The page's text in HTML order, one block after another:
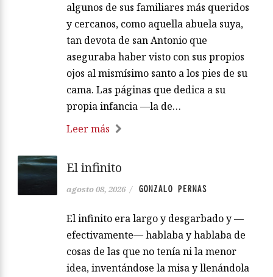
algunos de sus familiares más queridos
y cercanos, como aquella abuela suya,
tan devota de san Antonio que
aseguraba haber visto con sus propios
ojos al mismísimo santo a los pies de su
cama. Las páginas que dedica a su
propia infancia —la de…
Leer más
El infinito
agosto 08, 2026 / GONZALO PERNAS
El infinito era largo y desgarbado y —
efectivamente— hablaba y hablaba de
cosas de las que no tenía ni la menor
idea, inventándose la misa y llenándola